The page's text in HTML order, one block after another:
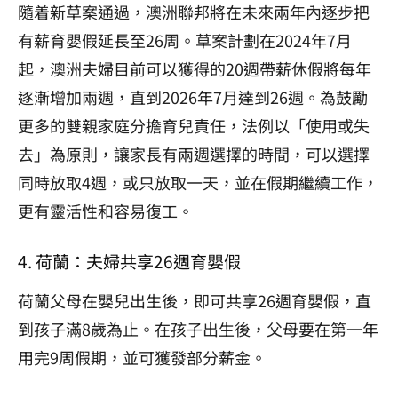
隨着新草案通過，澳洲聯邦將在未來兩年內逐步把
有薪育嬰假延長至26周。草案計劃在2024年7月
起，澳洲夫婦目前可以獲得的20週帶薪休假將每年
逐漸增加兩週，直到2026年7月達到26週。為鼓勵
更多的雙親家庭分擔育兒責任，法例以「使用或失
去」為原則，讓家長有兩週選擇的時間，可以選擇
同時放取4週，或只放取一天，並在假期繼續工作，
更有靈活性和容易復工。
4. 荷蘭：夫婦共享26週育嬰假
荷蘭父母在嬰兒出生後，即可共享26週育嬰假，直
到孩子滿8歲為止。在孩子出生後，父母要在第一年
用完9周假期，並可獲發部分薪金。